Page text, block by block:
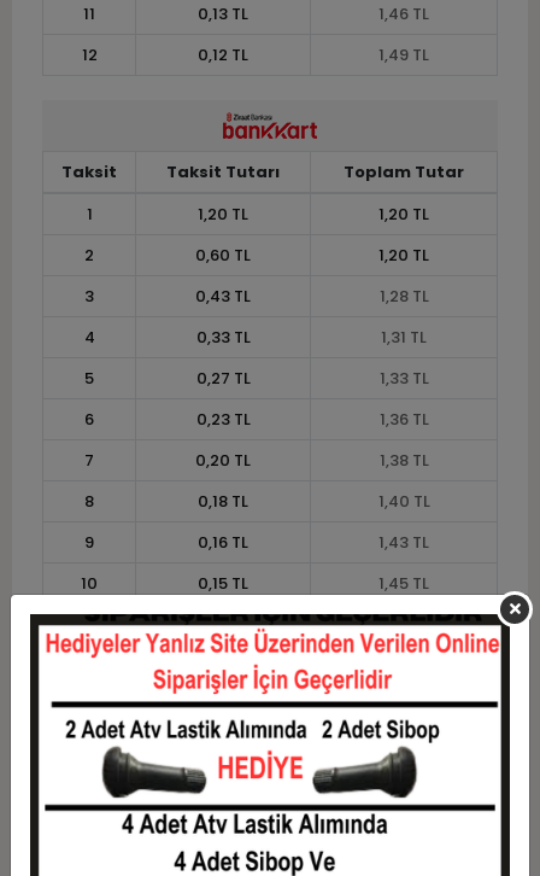
11
0,13 TL
1,46 TL
12
0,12 TL 1,49 TL
Taksit Taksit Tutarı
Toplam Tutar
1
1,20 TL
1,20 TL
2
0,60 TL
1,20 TL
3
0,43 TL
1,28 TL
4
0,33 TL
1,31 TL
5
0,27 TL
1,33 TL
6
0,23 TL
1,36 TL
7
0,20 TL
1,38 TL
8
0,18 TL
1,40 TL
9
0,16 TL
1,43 TL
10
0,15 TL
1,45 TL
11
0,13 TL
1,46 TL
12
0,12 TL 1,49 TL
Taksit Taksit Tutarı
Toplam Tutar
1,20 TL
1,20 TL
0,60 TL